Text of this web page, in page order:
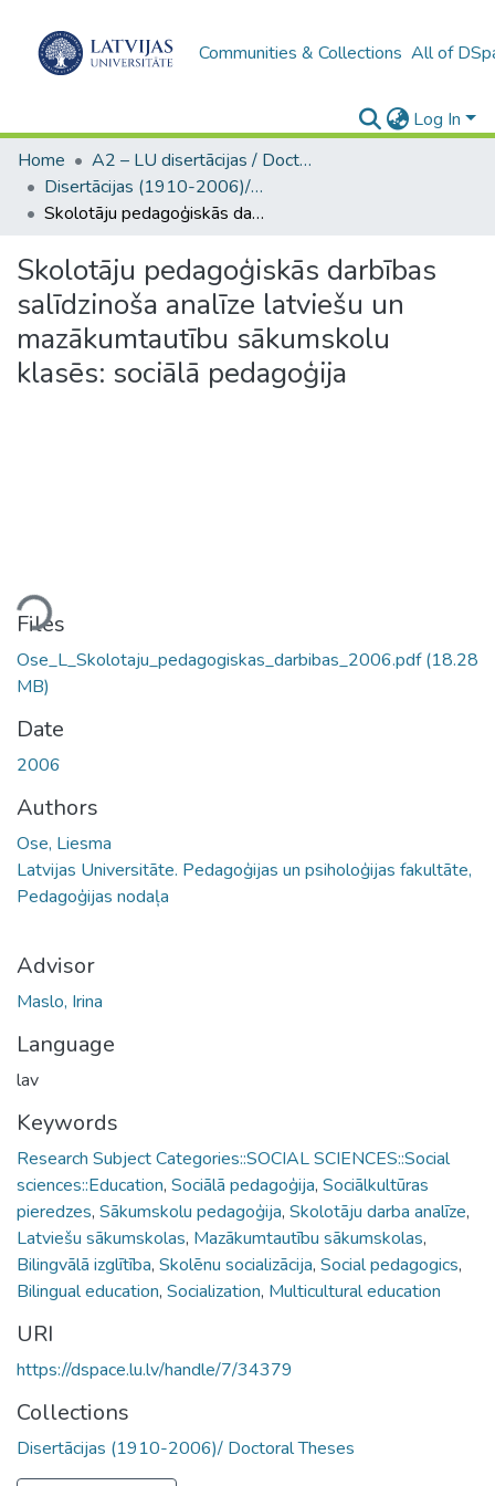
Communities & Collections All of
Log In
Home
A2 – LU disertācijas / Doctoral theses UL
Disertācijas (1910-2006)/ Doctoral Theses
Skolotāju pedagoģiskās darbības salīdzinoša analīze latviešu un mazākumtautību sākumskolu klasēs: sociālā pedagoģija
Skolotāju pedagoģiskās darbības
salīdzinoša analīze latviešu un
mazākumtautību sākumskolu
klasēs: sociālā pedagoģija
Files
Ose_L_Skolotaju_pedagogiskas_darbibas_2006.pdf(18.28
MB)
Date
2006
Authors
Ose, Liesma
Latvijas Universitāte. Pedagoģijas un psiholoģijas fakultāte,
Pedagoģijas nodaļa
Advisor
Maslo, Irina
Language
lav
Keywords
Research Subject Categories::SOCIAL SCIENCES::Social
sciences::Education, Sociālā pedagoģija, Sociālkultūras
pieredzes, Sākumskolu pedagoģija, Skolotāju darba analīze,
Latviešu sākumskolas, Mazākumtautību sākumskolas,
Bilingvālā izglītība, Skolēnu socializācija, Social pedagogics,
Bilingual education, Socialization, Multicultural education
URI
https://dspace.lu.lv/handle/7/34379
Collections
Disertācijas (1910-2006)/ Doctoral Theses